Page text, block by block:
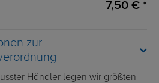
7,50 € *
zur
Händler legen wir größten